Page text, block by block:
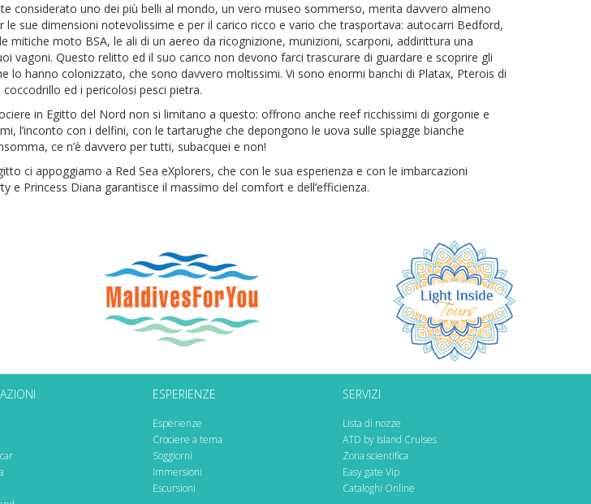
considerato uno dei più belli al mondo, un vero museo sommerso, merita davvero almeno
le sue dimensioni notevolissime e per il carico ricco e vario che trasportava: autocarri Bedford,
mitiche moto BSA, le ali di un aereo da ricognizione, munizioni, scarponi, addirittura una
vagoni. Questo relitto ed il suo carico non devono farci trascurare di guardare e scoprire gli
lo hanno colonizzato, che sono davvero moltissimi. Vi sono enormi banchi di Platax, Pterois di
ed i pericolosi pesci pietra.
in Egitto del Nord non si limitano a questo: offrono anche reef ricchissimi di gorgonie e
l’inconto con i delfini, con le tartarughe che depongono le uova sulle spiagge bianche
ce n’è davvero per tutti, subacquei e non!
ci appoggiamo a Red Sea eXplorers, che con le sua esperienza e con le imbarcazioni
e Princess Diana garantisce il massimo del comfort e dell’efficienza.
ESPERIENZE
Esperienze
Crociere a tema
Soggiorni
Immersioni
Escursioni
SERVIZI
Lista di nozze
ATD by Island Cruises
Zona scientifica
Easy gate Vip
Cataloghi Online